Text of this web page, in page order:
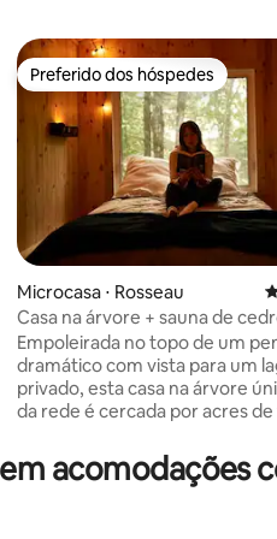
avaliação média de 5, 281
Preferido dos hóspedes
Preferido dos hóspedes
Microcasa ⋅ Rosseau
Casa na árvore + sauna de
Empoleirada no topo de um
dramático com vista para um
privado, esta casa na árvore
da rede é cercada por acres
Projetado para total
tranquilidade, é o lugar
acomodações